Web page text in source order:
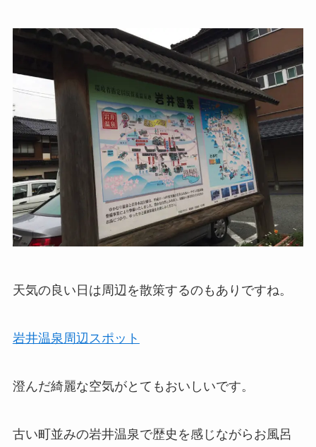
天気の良い日は周辺を散策するのもありですね。
岩井温泉周辺スポット
澄んだ綺麗な空気がとてもおいしいです。
古い町並みの岩井温泉で歴史を感じながらお風呂